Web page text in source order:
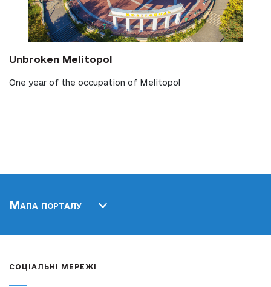
Unbroken Melitopol
One year of the occupation of Melitopol
Мапа порталу
СОЦІАЛЬНІ МЕРЕЖІ